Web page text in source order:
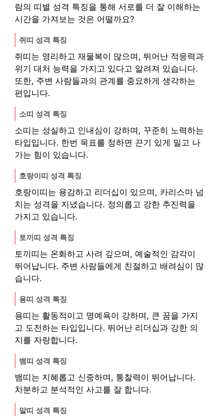
람의 띠별 성격 특징을 통해 서로를 더 잘 이해하는
시간을 가져보는 것은 어떨까요?
쥐띠 성격 특징
쥐띠는 영리하고 재물복이 많으며, 뛰어난 적응력과
위기 대처 능력을 가지고 있다고 알려져 있습니다.
또한, 주변 사람들과의 관계를 중요하게 생각하는
편입니다.
소띠 성격 특징
소띠는 성실하고 인내심이 강하며, 꾸준히 노력하는
타입입니다. 한번 목표를 정하면 끈기 있게 밀고 나
가는 힘이 있습니다.
호랑이띠 성격 특징
호랑이띠는 용감하고 리더십이 있으며, 카리스마 넘
치는 성격을 지녔습니다. 정의롭고 강한 추진력을
가지고 있습니다.
토끼띠 성격 특징
토끼띠는 온화하고 사려 깊으며, 예술적인 감각이
뛰어납니다. 주변 사람들에게 친절하고 배려심이 많
습니다.
용띠 성격 특징
용띠는 활동적이고 명예욕이 강하며, 큰 꿈을 가지
고 도전하는 타입입니다. 뛰어난 리더십과 강한 의
지를 자랑합니다.
뱀띠 성격 특징
뱀띠는 지혜롭고 신중하며, 통찰력이 뛰어납니다.
차분하고 분석적인 사고를 잘 합니다.
말띠 성격 특징